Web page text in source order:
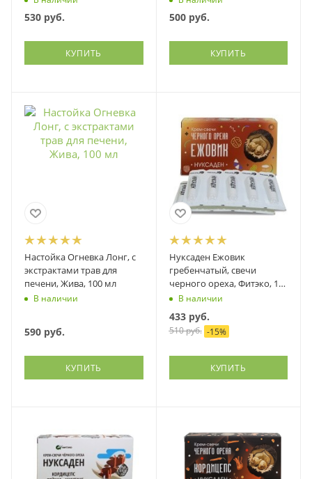
паразитов, Фитэко, 100 мл
530 руб.
КУПИТЬ
500руб.
КУПИТЬ
Настойка Огневка Лонг, с
экстрактами трав для
печени, Жива, 100 мл
В наличии
590 руб.
КУПИТЬ
Нуксаден Ежовик
гребенчатый, свечи
черного ореха, Фитэко, 10
штВ наличии
433руб.
510руб. -15%
КУПИТЬ